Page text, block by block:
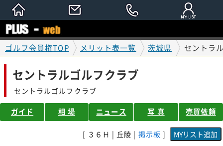
ゴルフ会員権TOP メリット表一覧 茨城県 セントラ
セントラルゴルフクラブ
セントラルゴルフクラブ
ガイド 相 場 ニュース 写 真 売買依頼
[ ３６Ｈ | 丘陵 | 掲示板 ]